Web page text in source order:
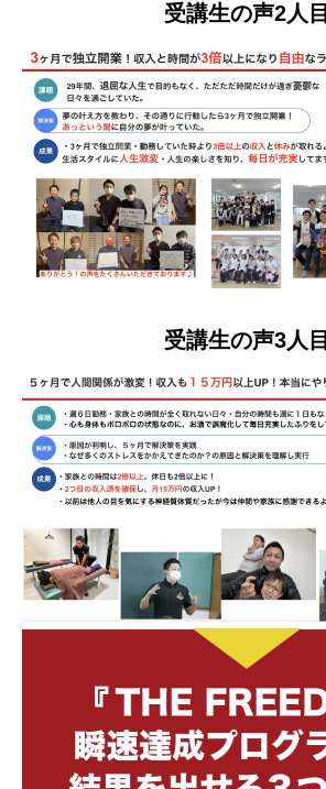
受講生の声2人目
受講生の声3人目